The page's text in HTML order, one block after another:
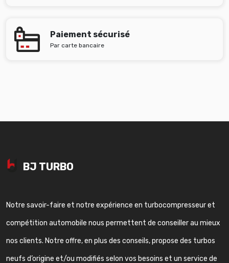
Paiement sécurisé
Par carte bancaire
BJ TURBO
Notre savoir-faire et notre expérience en turbocompresseur et
compétition automobile nous permettent de conseiller au mieux
nos clients. Notre offre, en plus des conseils, propose des turbos
neufs d’origine et/ou modifiés selon vos besoins et un service de